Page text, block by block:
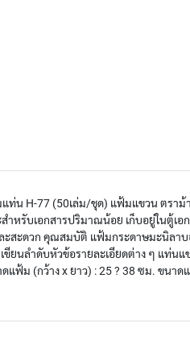
ท่น H-77 (50เล่ม/ชุด) แฟ้มแขวน ตราม้
หรับเอกสารปริมาณน้อย เก็บอยู่ในตู้เอ
ะสะดวก คุณสมบัติ แฟ้มกระดาษมะนิลา
ขียนลำดับหัวข้อรายละเอียดต่าง ๆ แท่น
แฟ้ม (กว้าง x ยาว) : 25 ? 38 ซม. ขนา